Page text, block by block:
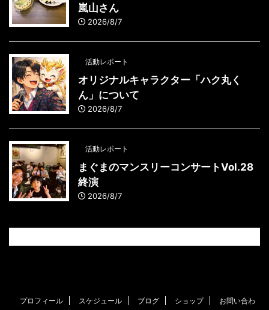
嵐山さん
2026/8/7
活動レポート
オリジナルキャラクター「ハク丸く
ん」について
2026/8/7
活動レポート
まぐまのマンスリーコンサートVol.28
終演
2026/8/7
プロフィール スケジュール ブログ ショップ
お問い合わ